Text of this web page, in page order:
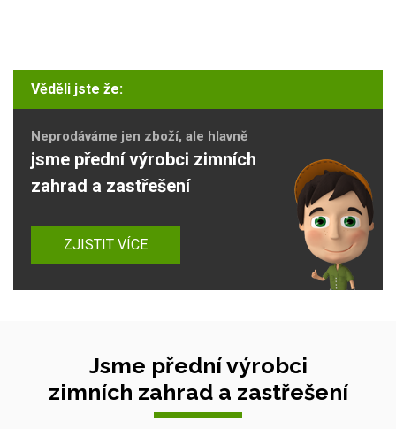
Věděli jste že:
Neprodáváme jen zboží, ale hlavně
jsme přední výrobci zimních
zahrad a zastřešení
ZJISTIT VÍCE
Jsme přední výrobci
zimních zahrad a zastřešení